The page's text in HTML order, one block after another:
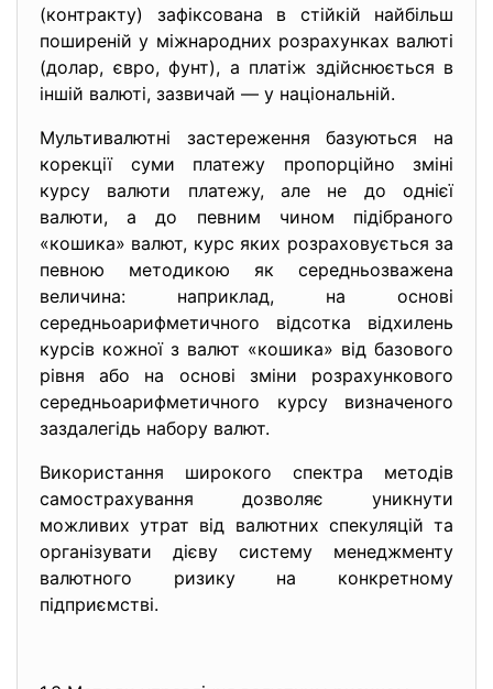
(контракту) зафіксована в стійкій найбільш
поширеній у міжнародних розрахунках валюті
(долар, євро, фунт), а платіж здійснюється в
іншій валюті, зазвичай — у національній.
Мультивалютні застереження базуються на
корекції суми платежу пропорційно зміні
курсу валюти платежу, але не до однієї
валюти, а до певним чином підібраного
«кошика» валют, курс яких розраховується за
певною методикою як середньозважена
величина: наприклад, на основі
середньоарифметичного відсотка відхилень
курсів кожної з валют «кошика» від базового
рівня або на основі зміни розрахункового
середньоарифметичного курсу визначеного
заздалегідь набору валют.
Використання широкого спектра методів
самострахування дозволяє уникнути
можливих утрат від валютних спекуляцій та
організувати дієву систему менеджменту
валютного ризику на конкретному
підприємстві.